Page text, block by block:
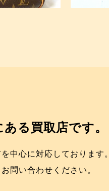
る買取店です。
中心に対応しております。
問い合わせください。